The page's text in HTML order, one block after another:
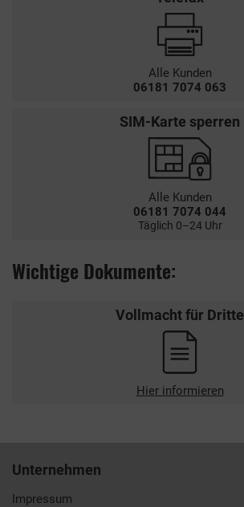
Alle Kunden
06181 7074 063
SIM-Karte sperren
Alle Kunden
06181 7074 044
Täglich 0–24 Uhr
Wichtige Dokumente:
Vollmacht für Dritte
Hier informieren
Unternehmen
Impressum